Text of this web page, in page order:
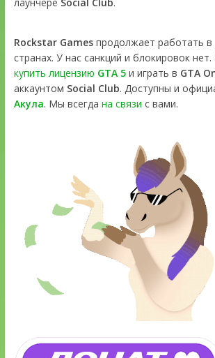
лаунчере Social Club.
Rockstar Gamesпродолжает работать в
странах. У нас санкций и блокировок
купить лицензию GTA 5и играть в GTA
аккаунтом Social Club. Доступны и
Акула. Мы всегда на связи с вами.